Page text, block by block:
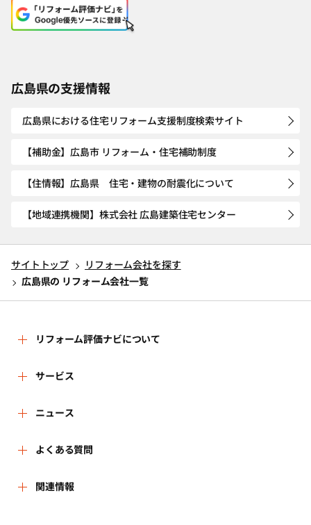
広島県の支援情報
広島県における住宅リフォーム支援制度検索サイト
【補助金】広島市 リフォーム・住宅補助制度
【住情報】広島県 住宅・建物の耐震化について
【地域連携機関】株式会社 広島建築住宅センター
サイトトップ
リフォーム会社を探す
広島県の リフォーム会社一覧
リフォーム評価ナビについて
リフォーム評価ナビとは
運営体制
はじめての方へ
事務局へのお問い合せ
サービス
リフォーム会社を探す
リフォーム事例を見る
リフォームを相談する
ニュース
新着情報
講習会・セミナー
よくある質問
よくある質問
関連情報